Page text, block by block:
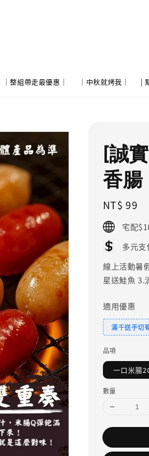
｜整組帶走最優惠｜ ｜中秋就烤我｜ |
[誠
香
Regular
price
NT$ 99
宅配
多元支
線上活動暑
星送鮭魚 3.
適用優惠
滿千送手切
品項
一口米腸
數量